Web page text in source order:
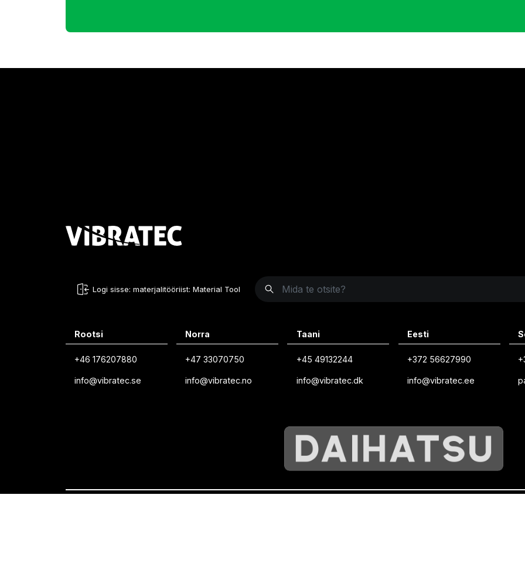
Logi sisse: materjalitööriist: Material Tool
Rootsi
+46 176207880
info@vibratec.se
Norra
+47 33070750
info@vibratec.no
Taani
+45 49132244
info@vibratec.dk
Eesti
+372 56627990
info@vibratec.ee